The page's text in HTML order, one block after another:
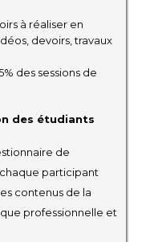
à réaliser en
devoirs, travaux
des sessions de
des étudiants
de
participant
contenus de la
professionnelle et